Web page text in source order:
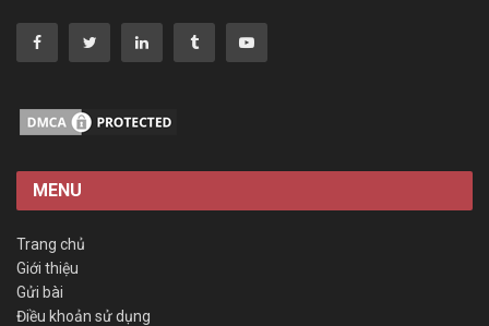
MENU
Trang chủ
Giới thiệu
Gửi bài
Điều khoản sử dụng